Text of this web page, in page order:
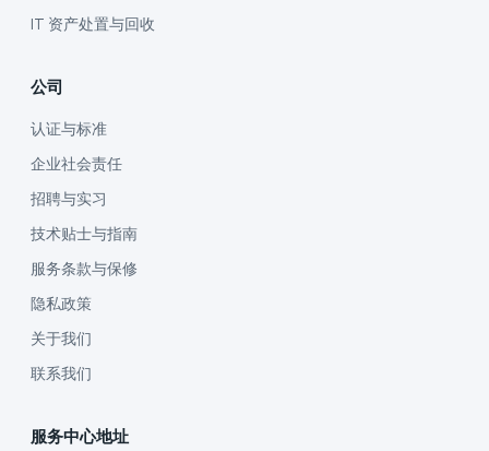
IT 资产处置与回收
公司
认证与标准
企业社会责任
招聘与实习
技术贴士与指南
服务条款与保修
隐私政策
关于我们
联系我们
服务中心地址